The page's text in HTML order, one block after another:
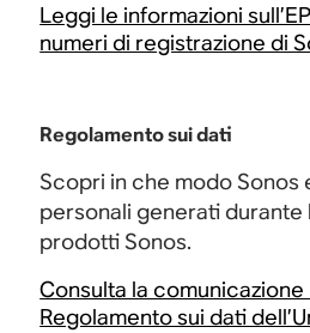
Leggi le informazioni
numeri di registrazione di
Regolamento sui dati
Scopri in che modo Sonos
personali generati durante
prodotti Sonos.
Consulta la comunicazione
Regolamento sui dati